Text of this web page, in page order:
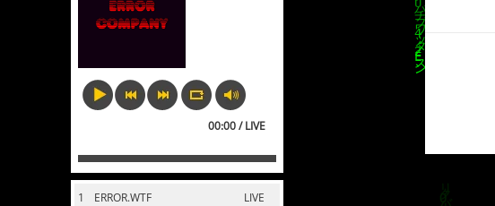
00:00 / LIVE
1 LIVE
ERROR.WTF